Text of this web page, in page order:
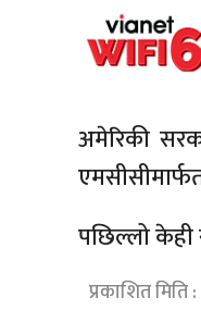
अमेरिकी
पछिल्लो
प्रकाशित